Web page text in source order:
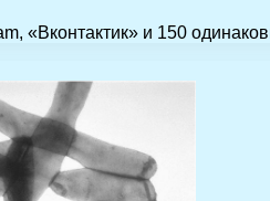
«Вконтактик» и 150